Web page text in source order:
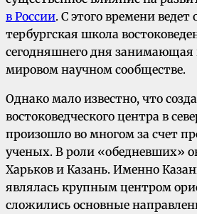
в России. С этого времени
тербургская школа
сегодняшнего дня занимающая
мировом научном сообществе.
Однако мало известно, что
востоковедческого центра в
произошло во многом за счет
ученых. В роли «обедневших»
Харьков и Казань. Именно
являлась крупным центром
сложились основные